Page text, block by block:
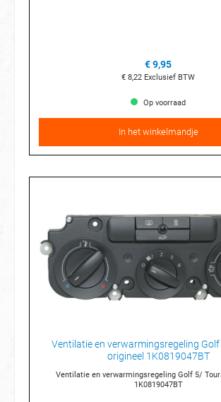
€ 9,95
€ 8,22 Exclusief BTW
Op voorraad
In het winkelmandje
Ventilatie en verwarmingsregeling
origineel 1K0819047BT
Ventilatie en verwarmingsregeling Golf 5/
1K0819047BT